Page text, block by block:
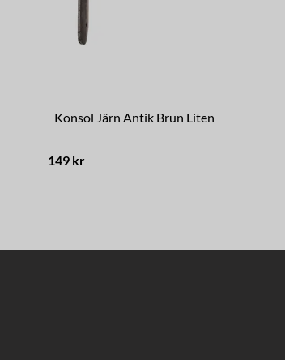
Konsol Järn Antik Brun Liten
149 kr